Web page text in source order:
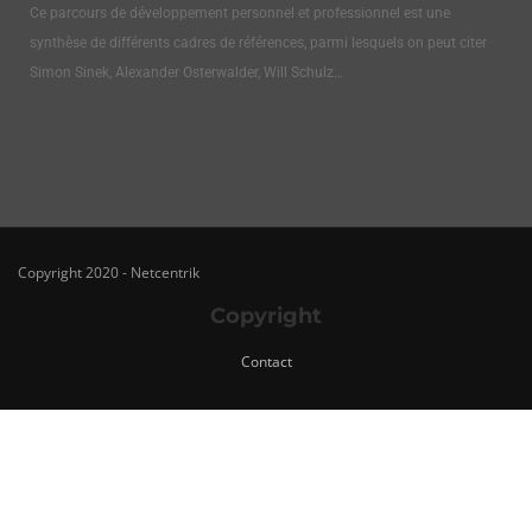
Ce parcours de développement personnel et professionnel est une
synthèse de différents cadres de références, parmi lesquels on peut citer
Simon Sinek, Alexander Osterwalder, Will Schulz…
Copyright 2020 - Netcentrik
Copyright
Contact